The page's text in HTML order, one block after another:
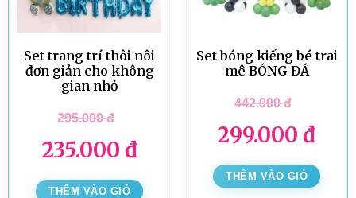
Set trang trí thôi nôi
đơn giản cho không
gian nhỏ
295.000đ
235.000 đ
THÊM VÀO GIỎ
Set bóng kiếng bé trai
mê BÓNG ĐÁ
442.000đ
299.000 đ
THÊM VÀO GIỎ